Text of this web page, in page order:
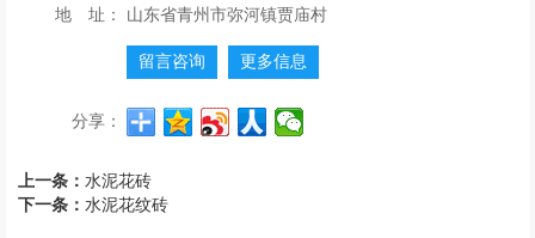
地 址：
山东省青州市弥河镇贾庙村
留言咨询 更多信息
分享：
上一条：水泥花砖
下一条：水泥花纹砖